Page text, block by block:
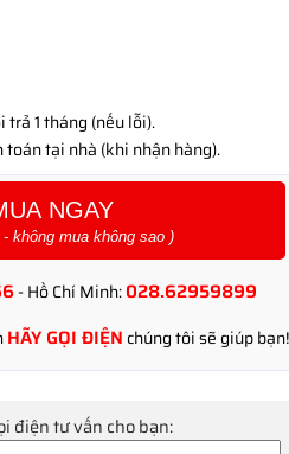
trả 1 tháng (nếu lỗi).
toán tại nhà (khi nhận hàng).
NGAY
không mua không sao )
- Hồ Chí Minh:028.62959899
HÃY GỌI ĐIỆN chúng tôi sẽ giúp bạn!
điện tư vấn cho bạn: